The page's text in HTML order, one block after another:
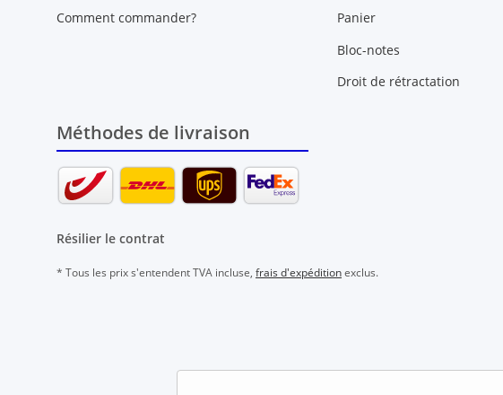
Comment commander?
Panier
Bloc-notes
Droit de rétractation
Méthodes de livraison
Résilier le contrat
* Tous les prix s'entendent TVA incluse, frais d'expéditionexclus.